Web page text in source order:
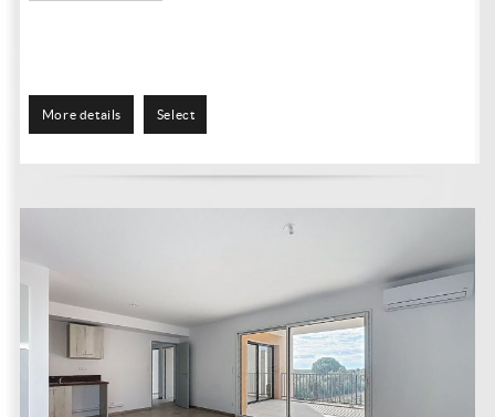
More details Select